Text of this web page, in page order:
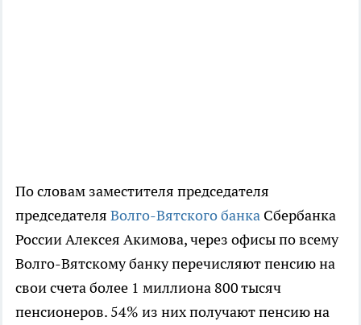
По словам заместителя председателя
председателя Волго-Вятского банка Сбербанка
России Алексея Акимова, через офисы по всему
Волго-Вятскому банку перечисляют пенсию на
свои счета более 1 миллиона 800 тысяч
пенсионеров. 54% из них получают пенсию на